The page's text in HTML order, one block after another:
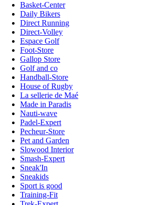
Basket-Center
Daily Bikers
Direct Running
Direct-Volley
Espace Golf
Foot-Store
Gallop Store
Golf and co
Handball-Store
House of Rugby
La sellerie de Maé
Made in Paradis
Nauti-wave
Padel-Expert
Pecheur-Store
Pet and Garden
Slowood Interior
Smash-Expert
Sneak'In
Sneakids
Sport is good
Training-Fit